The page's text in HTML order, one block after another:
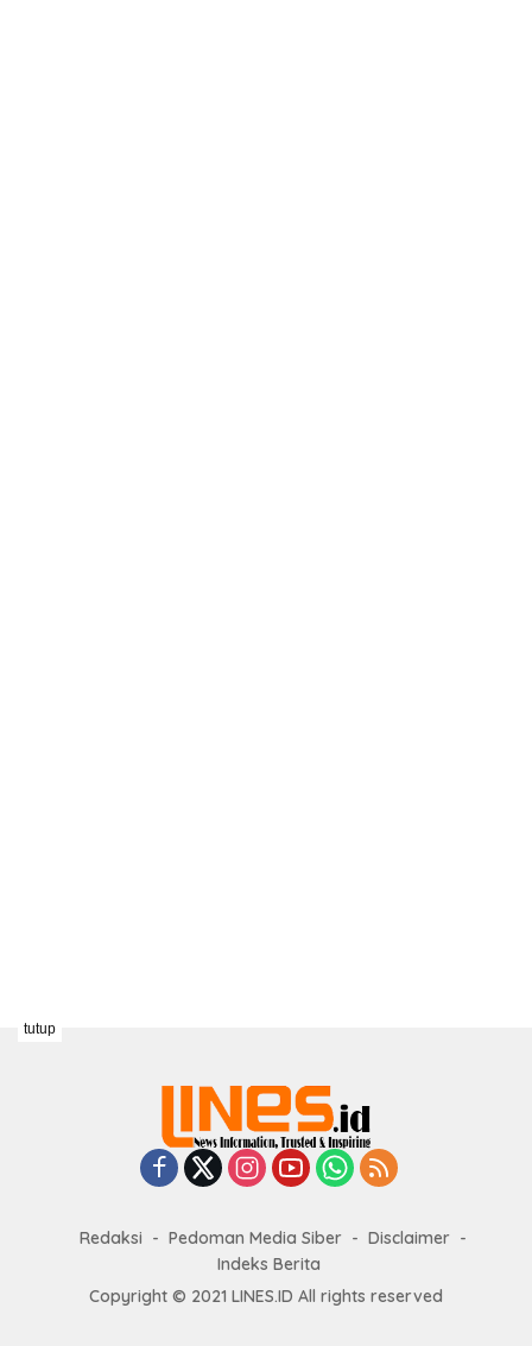
Redaksi Pedoman Media Siber
Disclaimer
Indeks Berita
Copyright © 2021 LINES.ID All rights reserved
tutup